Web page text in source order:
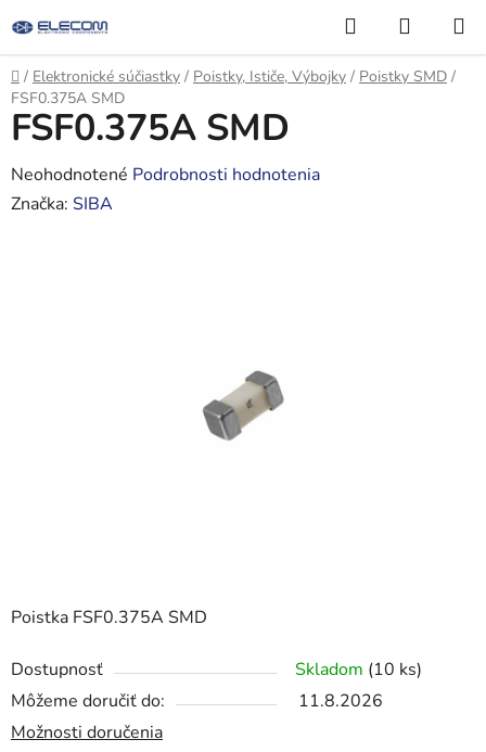
na
obsah
Hľadať
KOŠÍK
Domov
/ Elektronické súčiastky / Poistky, Ističe, Výbojky / Poistky SMD /
FSF0.375A SMD
Poistka FSF0.375A SMD
Dostupnosť Skladom (10 ks)
Môžeme doručiť do:
11.8.2026
Možnosti doručenia
FSF0.375A SMD
Priemerné
hodnotenie
Neohodnotené Podrobnosti hodnotenia
Značka: SIBA